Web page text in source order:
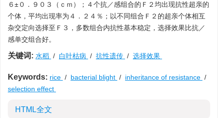
６±０．９０３（ｃｍ）；４个抗／感组合的Ｆ２均出现抗性超亲的
个体，平均出现率为４．２４％；以不同组合Ｆ２的超亲个体相互
杂交定向选择至Ｆ３，多数组合内抗性基本稳定，选择效果比抗／
感单交组合好。
关键词: 水稻 / 白叶枯病 / 抗性遗传 / 选择效果
Keywords: rice / bacterial blight / inheritance of resistance /
selection effect
HTML全文